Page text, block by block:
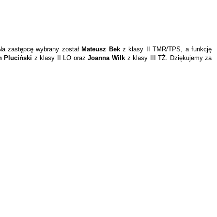
zastępcę wybrany został Mateusz Bekz klasy II TMR/TPS, a funkcję
Pluciński z klasy II LO orazJoanna Wilk z klasy III TŻ. Dziękujemy za